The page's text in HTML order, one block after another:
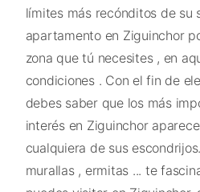
límites más recónditos de su
apartamento en Ziguinchor
zona que tú necesites , en
condiciones . Con el fin de
debes saber que los más
interés en Ziguinchor
cualquiera de sus
murallas , ermitas ... te